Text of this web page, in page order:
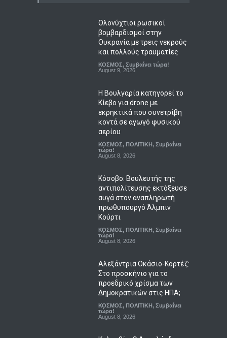
Ολονύχτιοι ρωσικοί
βομβαρδισμοί στην
Ουκρανία με τρεις νεκρούς
και πολλούς τραυματίες
ΚΟΣΜΟΣ, Συμβαίνει τώρα!
August 9, 2026
Η Βουλγαρία κατηγορεί το
Κίεβο για drone με
εκρηκτικά που συνετρίβη
κοντά σε αγωγό φυσικού
αερίου
ΚΟΣΜΟΣ, ΠΟΛΙΤΙΚΗ, Συμβαίνει
τώρα!
August 8, 2026
Κόσοβο: Βουλευτής της
αντιπολίτευσης εκτόξευσε
αυγά στον αναπληρωτή
πρωθυπουργό Άλμπιν
Κούρτι
ΚΟΣΜΟΣ, ΠΟΛΙΤΙΚΗ, Συμβαίνει
τώρα!
August 8, 2026
Αλεξάντρια Οκάσιο-Κορτέζ:
Στο προσκήνιο για το
προεδρικό χρίσμα των
Δημοκρατικών στις ΗΠΑ;
ΚΟΣΜΟΣ, ΠΟΛΙΤΙΚΗ, Συμβαίνει
τώρα!
August 8, 2026